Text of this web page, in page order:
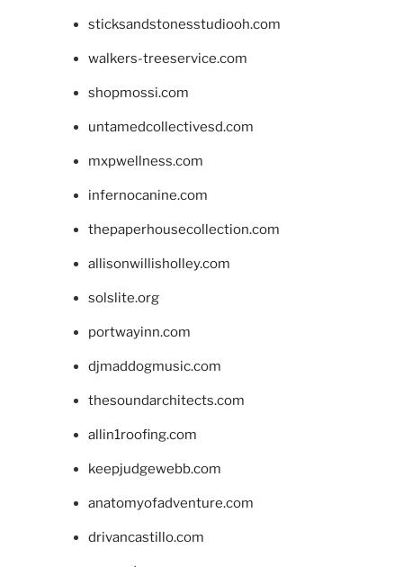
sticksandstonesstudiooh.com
walkers-treeservice.com
shopmossi.com
untamedcollectivesd.com
mxpwellness.com
infernocanine.com
thepaperhousecollection.com
allisonwillisholley.com
solslite.org
portwayinn.com
djmaddogmusic.com
thesoundarchitects.com
allin1roofing.com
keepjudgewebb.com
anatomyofadventure.com
drivancastillo.com